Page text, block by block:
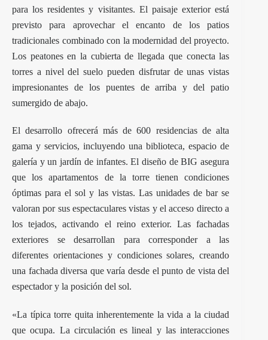
para los residentes y visitantes. El paisaje exterior está
previsto para aprovechar el encanto de los patios
tradicionales combinado con la modernidad del proyecto.
Los peatones en la cubierta de llegada que conecta las
torres a nivel del suelo pueden disfrutar de unas vistas
impresionantes de los puentes de arriba y del patio
sumergido de abajo.
El desarrollo ofrecerá más de 600 residencias de alta
gama y servicios, incluyendo una biblioteca, espacio de
galería y un jardín de infantes. El diseño de BIG asegura
que los apartamentos de la torre tienen condiciones
óptimas para el sol y las vistas. Las unidades de bar se
valoran por sus espectaculares vistas y el acceso directo a
los tejados, activando el reino exterior. Las fachadas
exteriores se desarrollan para corresponder a las
diferentes orientaciones y condiciones solares, creando
una fachada diversa que varía desde el punto de vista del
espectador y la posición del sol.
«La típica torre quita inherentemente la vida a la ciudad
que ocupa. La circulación es lineal y las interacciones